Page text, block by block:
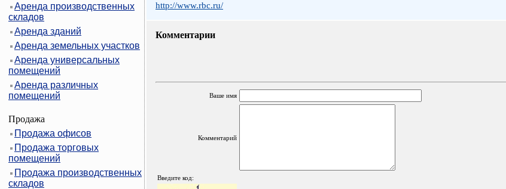
Аренда производственных
складов
Аренда зданий
Аренда земельных участков
Аренда универсальных
помещений
Аренда различных
помещений
Продажа
Продажа офисов
Продажа торговых
помещений
Продажа производственных
складов
http://www.rbc.ru/
Комментарии
Ваше имя
Комментарий
Введите код: